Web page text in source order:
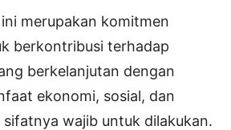
merupakan komitmen
berkontribusi terhadap
berkelanjutan dengan
ekonomi, sosial, dan
wajib untuk dilakukan.